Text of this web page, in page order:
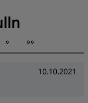
» »»
10.10.2021